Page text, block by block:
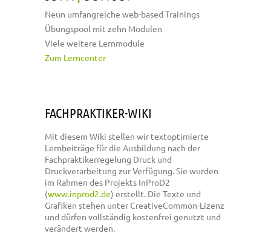
Neun umfangreiche web-based Trainings
Übungspool mit zehn Modulen
Viele weitere Lernmodule
Zum Lerncenter
FACHPRAKTIKER-WIKI
Mit diesem Wiki stellen wir textoptimierte
Lernbeiträge für die Ausbildung nach der
Fachpraktikerregelung Druck und
Druckverarbeitung zur Verfügung. Sie wurden
im Rahmen des Projekts InProD2
(www.inprod2.de) erstellt. Die Texte und
Grafiken stehen unter CreativeCommon-Lizenz
und dürfen vollständig kostenfrei genutzt und
verändert werden.